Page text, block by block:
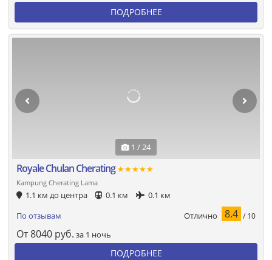
ПОДРОБНЕЕ
1 / 24
Royale Chulan Cherating★★★★★
Kampung Cherating Lama
1.1 км до центра 0.1 км
0.1 км
По отзывам
Отлично 8.4 / 10
От8040 руб. за 1 ночь
ПОДРОБНЕЕ